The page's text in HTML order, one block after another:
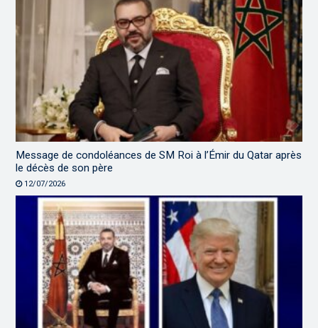
Message de condoléances de SM Roi à l’Émir du Qatar après
le décès de son père
12/07/2026